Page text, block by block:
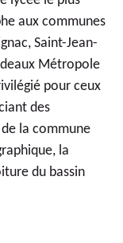
aux communes
, Saint-Jean-
Métropole
pour ceux
des
la commune
la
du bassin